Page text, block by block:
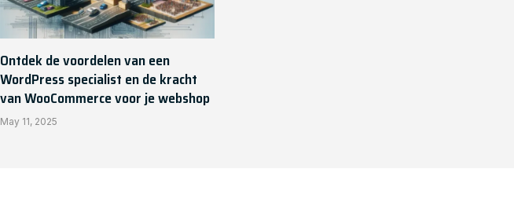
Ontdek de voordelen van een
WordPress specialist en de kracht
van WooCommerce voor je webshop
May 11, 2025